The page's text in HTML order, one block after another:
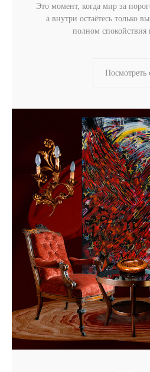
Это момент, когда мир за
а внутри остаётесь только
полном спокойствия
Посмотреть